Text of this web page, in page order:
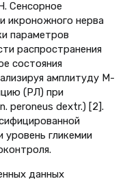
Сенсорное
икроножного нерва
параметров
распространения
состояния
амплитуду М-
(РЛ) при
peroneus dextr.) [2].
уровень гликемии
данных